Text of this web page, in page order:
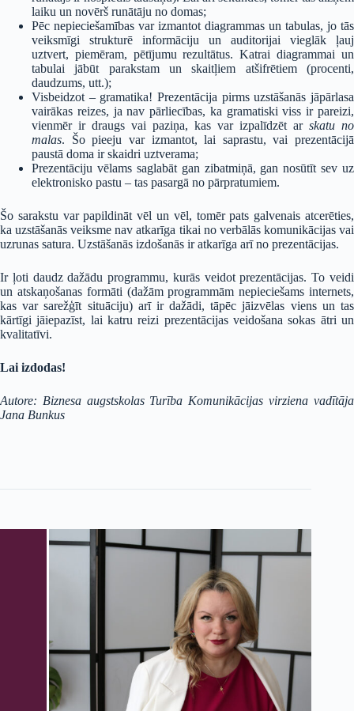
laiku un novērš runātāju no domas;
Pēc nepieciešamības var izmantot diagrammas un tabulas, jo tās
veiksmīgi strukturē informāciju un auditorijai vieglāk ļauj
uztvert, piemēram, pētījumu rezultātus. Katrai diagrammai un
tabulai jābūt parakstam un skaitļiem atšifrētiem (procenti,
daudzums, utt.);
Visbeidzot – gramatika! Prezentācija pirms uzstāšanās jāpārlasa
vairākas reizes, ja nav pārliecības, ka gramatiski viss ir pareizi,
vienmēr ir draugs vai paziņa, kas var izpalīdzēt ar skatu no
malas. Šo pieeju var izmantot, lai saprastu, vai prezentācijā
paustā doma ir skaidri uztverama;
Prezentāciju vēlams saglabāt gan zibatmiņā, gan nosūtīt sev uz
elektronisko pastu – tas pasargā no pārpratumiem.
Šo sarakstu var papildināt vēl un vēl, tomēr pats galvenais atcerēties,
ka uzstāšanās veiksme nav atkarīga tikai no verbālās komunikācijas vai
uzrunas satura. Uzstāšanās izdošanās ir atkarīga arī no prezentācijas.
Ir ļoti daudz dažādu programmu, kurās veidot prezentācijas. To veidi
un atskaņošanas formāti (dažām programmām nepieciešams internets,
kas var sarežģīt situāciju) arī ir dažādi, tāpēc jāizvēlas viens un tas
kārtīgi jāiepazīst, lai katru reizi prezentācijas veidošana sokas ātri un
kvalitatīvi.
Lai izdodas!
Autore: Biznesa augstskolas Turība Komunikācijas virziena vadītāja
Jana Bunkus